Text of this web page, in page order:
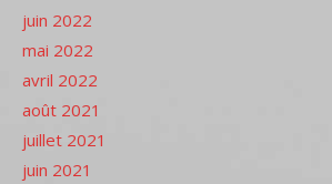
juin 2022
mai 2022
avril 2022
août 2021
juillet 2021
juin 2021